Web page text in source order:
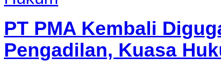
PT PMA Kembali
Pengadilan, Kuasa